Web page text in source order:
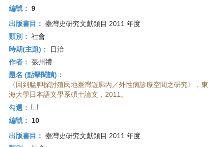
編號： 9
出版書目： 臺灣史研究文獻類目 2011 年度
類別： 社會
時期(主題)：
日治
作者： 張州禮
題名 (點擊閱讀)：
〈回到艋舺探討殖民地臺灣遊廓內／外性病診療空間之研究〉，東
海大學日本語文學系碩士論文，2011。
勾選：
編號：
10
出版書目： 臺灣史研究文獻類目 2011 年度